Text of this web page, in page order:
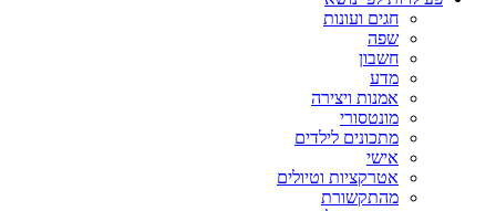
חגים ועונות
שפה
חשבון
מדע
אמנות ויצירה
מונטסורי
מתכונים לילדים
אישי
אטרקציות וטיולים
מהתקשורת